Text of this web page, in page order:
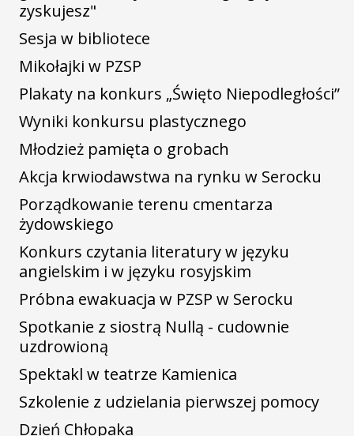
zyskujesz"
Sesja w bibliotece
Mikołajki w PZSP
Plakaty na konkurs „Święto Niepodległości”
Wyniki konkursu plastycznego
Młodzież pamięta o grobach
Akcja krwiodawstwa na rynku w Serocku
Porządkowanie terenu cmentarza
żydowskiego
Konkurs czytania literatury w języku
angielskim i w języku rosyjskim
Próbna ewakuacja w PZSP w Serocku
Spotkanie z siostrą Nullą - cudownie
uzdrowioną
Spektakl w teatrze Kamienica
Szkolenie z udzielania pierwszej pomocy
Dzień Chłopaka